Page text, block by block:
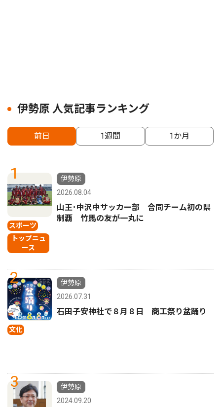
伊勢原 人気記事ランキング
前日 1週間 1か月
1
スポーツ
トップニュ
ース
伊勢原
2026.08.04
山王･中沢中サッカー部 合同チーム初の県
制覇 竹馬の友が一丸に
2
文化
伊勢原
2026.07.31
石田子安神社で８月８日 商工祭り盆踊り
3
伊勢原
2024.09.20